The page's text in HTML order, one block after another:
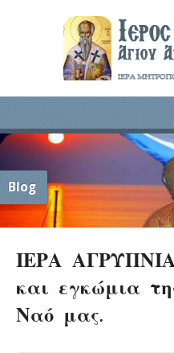
Blog
ΙΕΡΑ
και εγκώμια
Ναό μας.